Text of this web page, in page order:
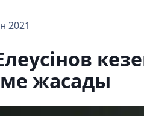
2021
жасады